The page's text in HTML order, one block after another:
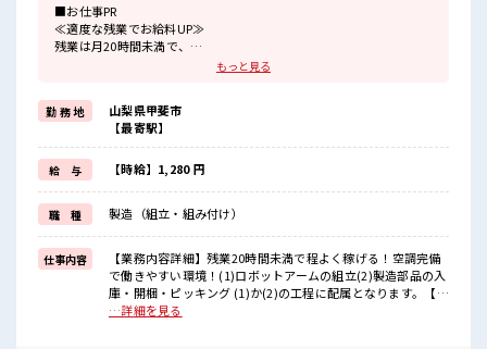
■お仕事PR
≪適度な残業でお給料UP≫
残業は月20時間未満で、
制服があるので、
毎日の服装の悩み解消♪
≪未経験でも活躍できる≫
新しいことにチャレンジするのは不安だけど、
しっかり働く環境が整っています！
イチからスキルUP・ステップUP目指していきましょう！
≪自分に向いている仕事が探せる≫
困った事などがあれば、
担当がしっかりサポートします！
■職場の雰囲気
“コジンマリ”が好きな方にもお勧め！！
少人数の職場です♪
もっと見る
勤 務 地
山梨県甲斐市
【最寄駅】
給 与 【時給】1,280 円
職 種 製造（組立・組み付け）
仕事内容
【業務内容詳細】残業20時間未満で程よく稼げる！空調完備
で働きやすい環境！(1)ロボットアームの組立(2)製造部品の入
庫・開梱・ピッキング (1)か(2)の工程に配属となります。【取
扱製品情報】ロボットアーム ■お仕事PR ≪適度な残業でお給
…詳細を見る